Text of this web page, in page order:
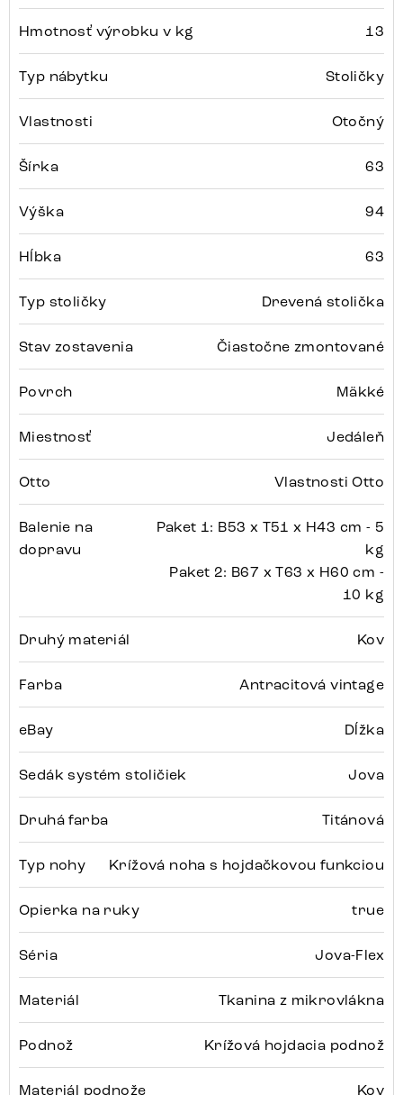
Hmotnosť výrobku v kg 13
Typ nábytku Stoličky
Vlastnosti Otočný
Šírka 63
Výška 94
Hĺbka 63
Typ stoličky Drevená stolička
Stav zostavenia Čiastočne zmontované
Povrch Mäkké
Miestnosť Jedáleň
Otto Vlastnosti Otto
Balenie na
dopravu
Paket 1: B53 x T51 x H43 cm - 5
kg
Paket 2: B67 x T63 x H60 cm -
10 kg
Druhý materiál Kov
Farba Antracitová vintage
eBay Dĺžka
Sedák systém stoličiek Jova
Druhá farba Titánová
Typ nohy Krížová noha s hojdačkovou funkciou
Opierka na ruky true
Séria Jova-Flex
Materiál Tkanina z mikrovlákna
Podnož Krížová hojdacia podnož
Materiál podnože Kov